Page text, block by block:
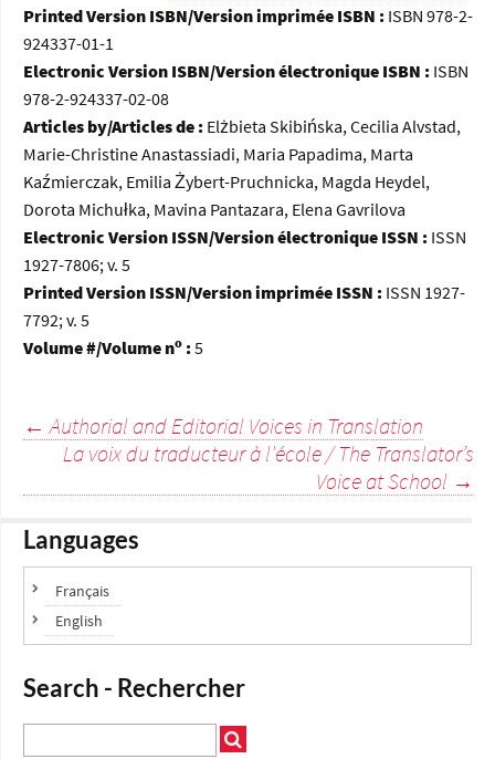
Printed Version ISBN/Version imprimée ISBN : ISBN 978-2-
924337-01-1
Electronic Version ISBN/Version électronique ISBN : ISBN
978-2-924337-02-08
Articles by/Articles de : Elżbieta Skibińska, Cecilia Alvstad,
Marie-Christine Anastassiadi, Maria Papadima, Marta
Kaźmierczak, Emilia Żybert-Pruchnicka, Magda Heydel,
Dorota Michułka, Mavina Pantazara, Elena Gavrilova
Electronic Version ISSN/Version électronique ISSN : ISSN
1927-7806; v. 5
Printed Version ISSN/Version imprimée ISSN : ISSN 1927-
7792; v. 5
Volume #/Volume no :5
Navigation
des
articles
← Authorial and Editorial Voices in Translation
La voix du traducteur à l'école / The Translator’s
Voice at School →
Languages
Français
English
Search - Rechercher